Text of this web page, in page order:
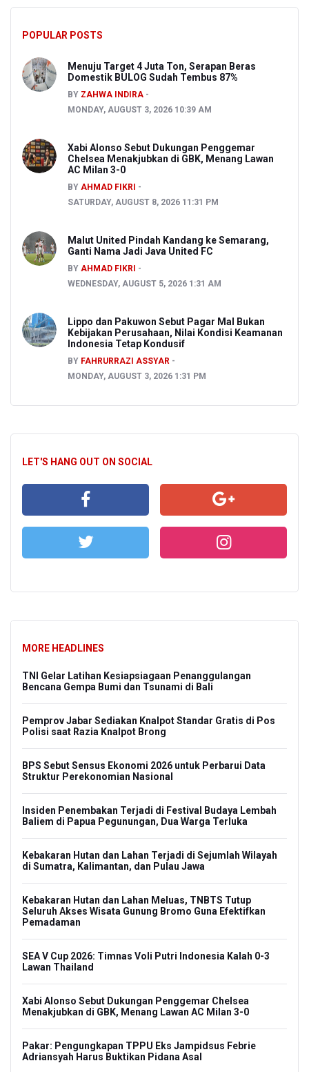
POPULAR POSTS
Menuju Target 4 Juta Ton, Serapan Beras
Domestik BULOG Sudah Tembus 87%
BY ZAHWA INDIRA
MONDAY, AUGUST 3, 2026 10:39 AM
Xabi Alonso Sebut Dukungan Penggemar
Chelsea Menakjubkan di GBK, Menang Lawan
AC Milan 3-0
BY AHMAD FIKRI
SATURDAY, AUGUST 8, 2026 11:31 PM
Malut United Pindah Kandang ke Semarang,
Ganti Nama Jadi Java United FC
BY AHMAD FIKRI
WEDNESDAY, AUGUST 5, 2026 1:31 AM
Lippo dan Pakuwon Sebut Pagar Mal Bukan
Kebijakan Perusahaan, Nilai Kondisi Keamanan
Indonesia Tetap Kondusif
BY FAHRURRAZI ASSYAR
MONDAY, AUGUST 3, 2026 1:31 PM
LET'S HANG OUT ON SOCIAL
MORE HEADLINES
TNI Gelar Latihan Kesiapsiagaan Penanggulangan
Bencana Gempa Bumi dan Tsunami di Bali
Pemprov Jabar Sediakan Knalpot Standar Gratis di Pos
Polisi saat Razia Knalpot Brong
BPS Sebut Sensus Ekonomi 2026 untuk Perbarui Data
Struktur Perekonomian Nasional
Insiden Penembakan Terjadi di Festival Budaya Lembah
Baliem di Papua Pegunungan, Dua Warga Terluka
Kebakaran Hutan dan Lahan Terjadi di Sejumlah Wilayah
di Sumatra, Kalimantan, dan Pulau Jawa
Kebakaran Hutan dan Lahan Meluas, TNBTS Tutup
Seluruh Akses Wisata Gunung Bromo Guna Efektifkan
Pemadaman
SEA V Cup 2026: Timnas Voli Putri Indonesia Kalah 0-3
Lawan Thailand
Xabi Alonso Sebut Dukungan Penggemar Chelsea
Menakjubkan di GBK, Menang Lawan AC Milan 3-0
Pakar: Pengungkapan TPPU Eks Jampidsus Febrie
Adriansyah Harus Buktikan Pidana Asal